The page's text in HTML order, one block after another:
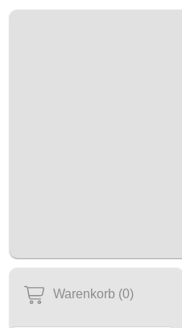
Warenkorb (0)